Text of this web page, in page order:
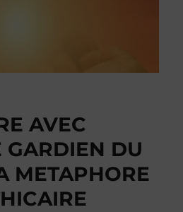
AVEC
GARDIEN DU
METAPHORE